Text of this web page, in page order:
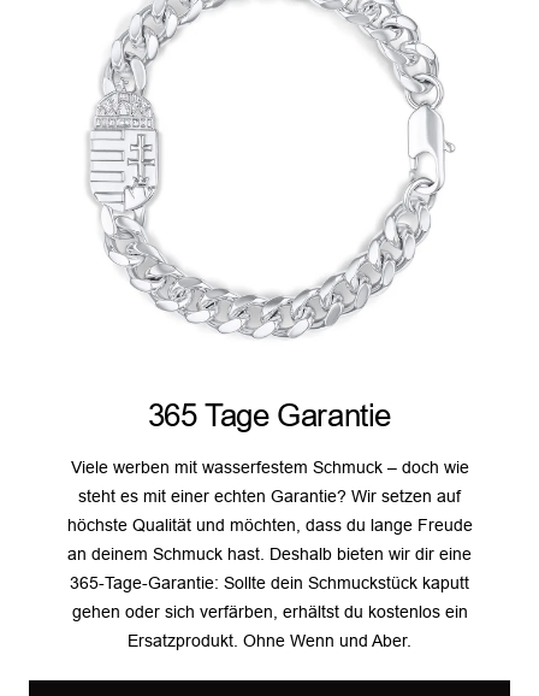
365 Tage Garantie
Viele werben mit wasserfestem Schmuck – doch wie
steht es mit einer echten Garantie? Wir setzen auf
höchste Qualität und möchten, dass du lange Freude
an deinem Schmuck hast. Deshalb bieten wir dir eine
365-Tage-Garantie: Sollte dein Schmuckstück kaputt
gehen oder sich verfärben, erhältst du kostenlos ein
Ersatzprodukt. Ohne Wenn und Aber.